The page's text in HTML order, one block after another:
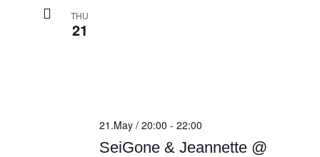
THU
21
SeiGone & Jeannette @
21.May / 20:00 - 22:00